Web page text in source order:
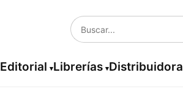
Editorial Librerías Distribuidora